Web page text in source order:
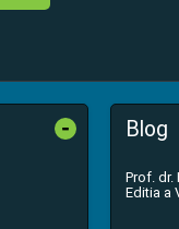
- Blog
Prof. dr.
Editia a